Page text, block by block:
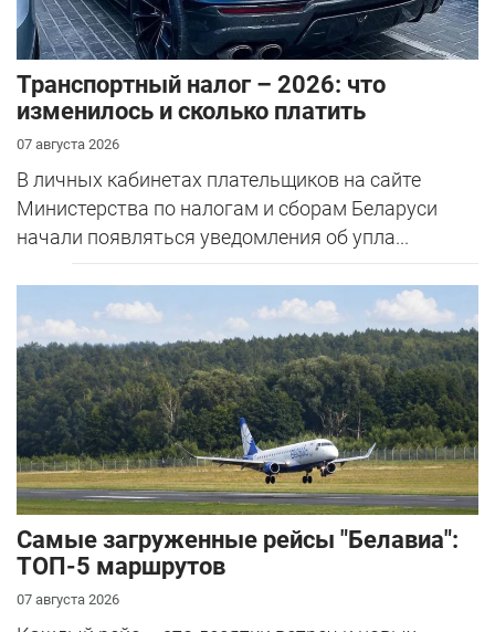
Транспортный налог – 2026: что
изменилось и сколько платить
07 августа 2026
В личных кабинетах плательщиков на сайте
Министерства по налогам и сборам Беларуси
начали появляться уведомления об упла...
Самые загруженные рейсы "Белавиа":
ТОП-5 маршрутов
07 августа 2026